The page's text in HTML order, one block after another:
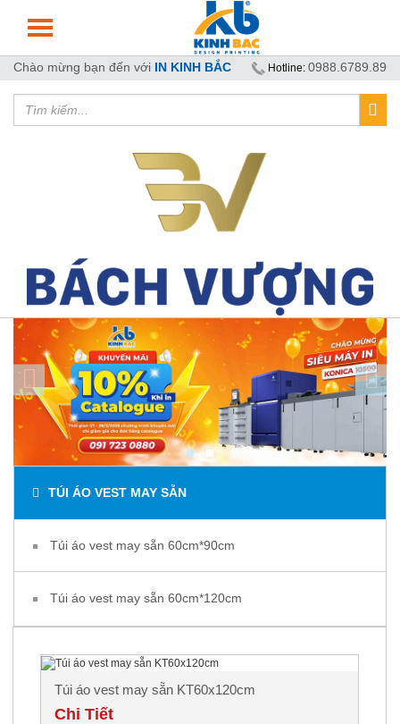
Chào mừng bạn đến với IN KINH BẮC Hotline: 0988.6789.89
TÚI ÁO VEST MAY SẴN
Túi áo vest may sẵn 60cm*90cm
Túi áo vest may sẵn 60cm*120cm
Túi áo vest may sẵn KT60x120cm
Chi Tiết